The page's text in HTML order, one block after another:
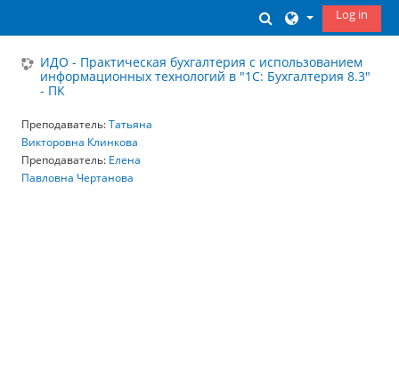
Toggle search
Log in
ИДО - Практическая бухгалтерия с использованием
информационных технологий в "1С: Бухгалтерия 8.3"
- ПК
Преподаватель:Татьяна
Викторовна Клинкова
Преподаватель: Елена
Павловна Чертанова